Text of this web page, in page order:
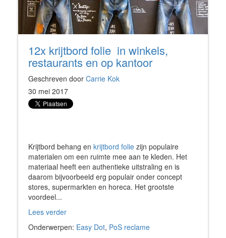
12x krijtbord folie in winkels,
restaurants en op kantoor
Geschreven door Carrie Kok
30 mei 2017
Krijtbord behang en krijtbord folie zijn populaire
materialen om een ruimte mee aan te kleden. Het
materiaal heeft een authentieke uitstraling en is
daarom bijvoorbeeld erg populair onder concept
stores, supermarkten en horeca. Het grootste
voordeel...
Lees verder
Onderwerpen: Easy Dot, PoS reclame